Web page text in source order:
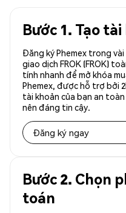
Bước 1. Tạo
Đăng ký Phemex trong
giao dịch FROK (FROK)
tính nhanh để mở khóa
Phemex, được hỗ trợ bởi
tài khoản của bạn an
nên đáng tin cậy.
Đăng ký ngay
Bước 2. Chọn
toán